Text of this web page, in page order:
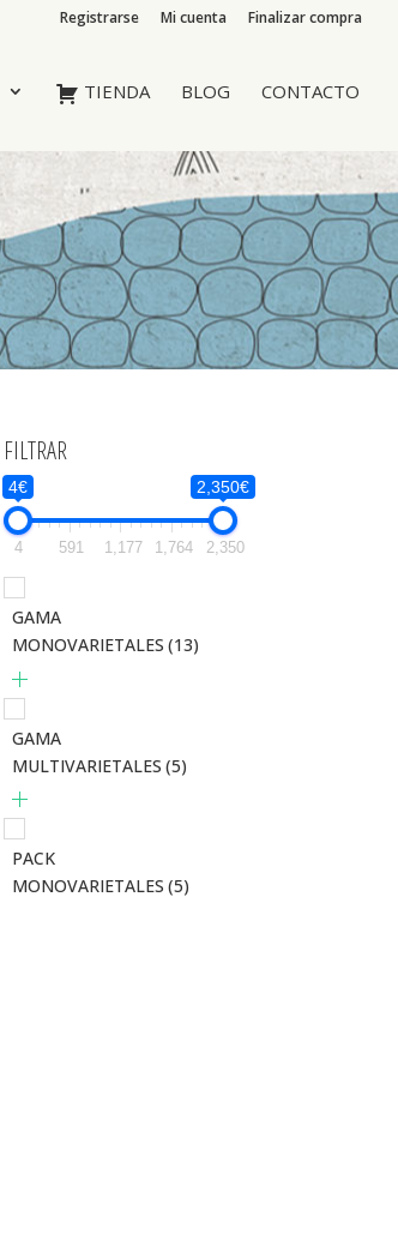
Registrarse Mi cuenta Finalizar compra
TIENDA BLOG CONTACTO
FILTRAR
4€ 2,350€
4 591 1,177 1,764 2,350
GAMA
MONOVARIETALES (13)
GAMA
MULTIVARIETALES (5)
PACK
MONOVARIETALES (5)